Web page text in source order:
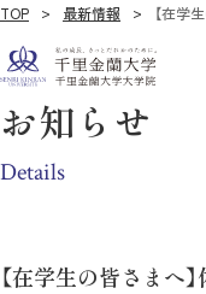
TOP 最新情報 【在学
お知らせ
Details
【在学生の皆さまへ